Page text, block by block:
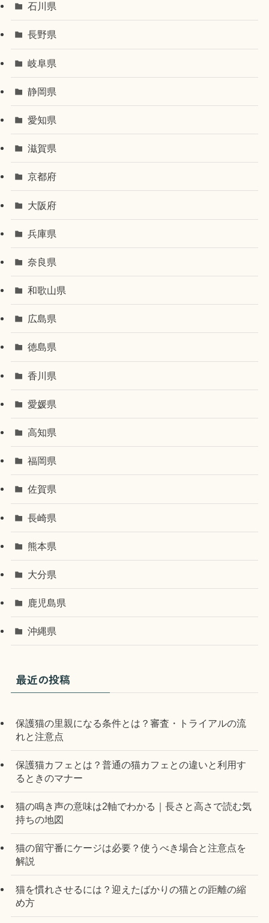
石川県
長野県
岐阜県
静岡県
愛知県
滋賀県
京都府
大阪府
兵庫県
奈良県
和歌山県
広島県
徳島県
香川県
愛媛県
高知県
福岡県
佐賀県
長崎県
熊本県
大分県
鹿児島県
沖縄県
最近の投稿
保護猫の里親になる条件とは？審査・トライアルの流
れと注意点
保護猫カフェとは？普通の猫カフェとの違いと利用す
るときのマナー
猫の鳴き声の意味は2軸でわかる｜長さと高さで読む気
持ちの地図
猫の留守番にケージは必要？使うべき場合と注意点を
解説
猫を慣れさせるには？迎えたばかりの猫との距離の縮
め方